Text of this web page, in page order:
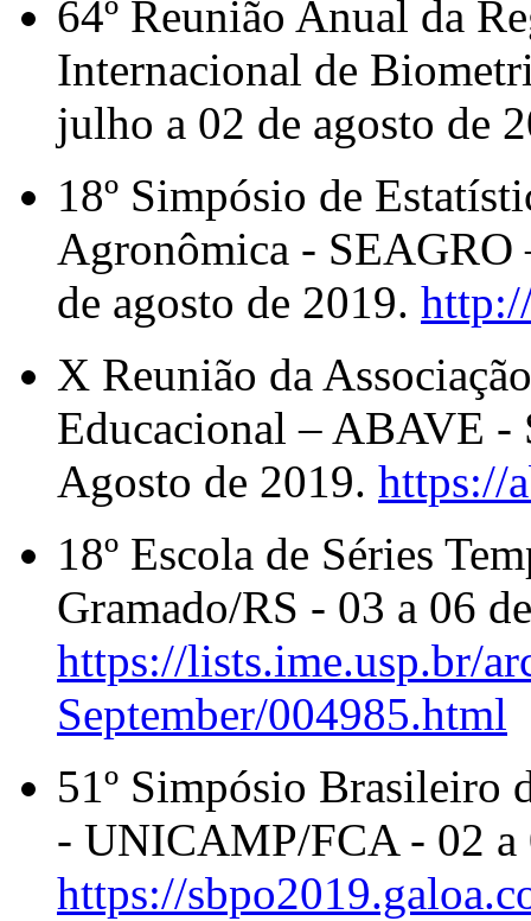
64º Reunião Anual da
Internacional de
julho a 02 de agosto de
18º Simpósio de
Agronômica -
de agosto de 2019.
X Reunião da
Educacional – ABAVE -
Agosto de 2019. https://
18º Escola de Séries
Gramado/RS - 03 a 06
https://lists.ime.usp.br/
September/004985.html
51º Simpósio Brasileiro
- UNICAMP/FCA - 02 a
https://